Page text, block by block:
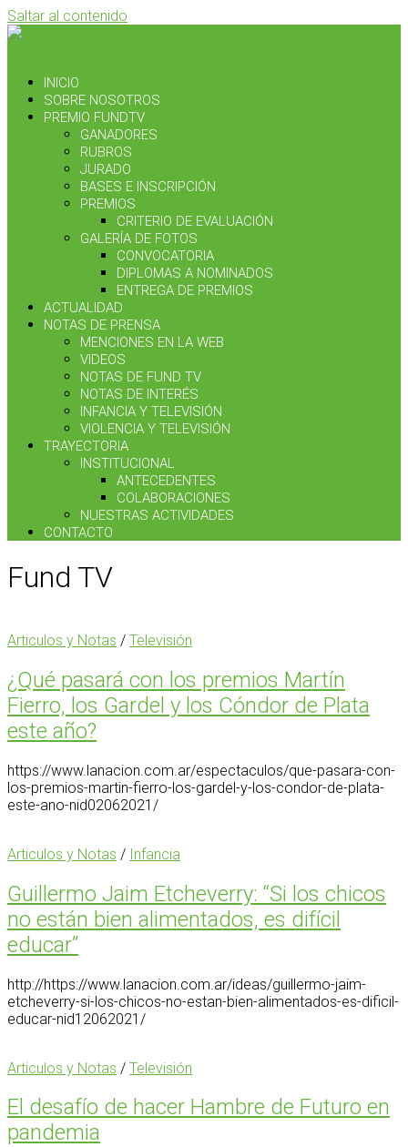
Saltar al contenido
INICIO
SOBRE NOSOTROS
PREMIO FUNDTV
GANADORES
RUBROS
JURADO
BASES E INSCRIPCIÓN
PREMIOS
CRITERIO DE EVALUACIÓN
GALERÍA DE FOTOS
CONVOCATORIA
DIPLOMAS A NOMINADOS
ENTREGA DE PREMIOS
ACTUALIDAD
NOTAS DE PRENSA
MENCIONES EN LA WEB
VIDEOS
NOTAS DE FUND TV
NOTAS DE INTERÉS
INFANCIA Y TELEVISIÓN
VIOLENCIA Y TELEVISIÓN
TRAYECTORIA
INSTITUCIONAL
ANTECEDENTES
COLABORACIONES
NUESTRAS ACTIVIDADES
CONTACTO
Fund TV
Articulos y Notas / Televisión
¿Qué pasará con los premios Martín
Fierro, los Gardel y los Cóndor de Plata
este año?
https://www.lanacion.com.ar/espectaculos/que-pasara-con-
los-premios-martin-fierro-los-gardel-y-los-condor-de-plata-
este-ano-nid02062021/
Articulos y Notas / Infancia
Guillermo Jaim Etcheverry: “Si los chicos
no están bien alimentados, es difícil
educar”
http://https://www.lanacion.com.ar/ideas/guillermo-jaim-
etcheverry-si-los-chicos-no-estan-bien-alimentados-es-dificil-
educar-nid12062021/
Articulos y Notas / Televisión
El desafío de hacer Hambre de Futuro en
pandemia